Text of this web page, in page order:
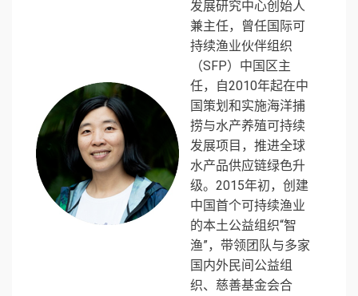
发展研究中心创始人
兼主任，曾任国际可
持续渔业伙伴组织
（SFP）中国区主
任，自2010年起在中
国策划和实施海洋捕
捞与水产养殖可持续
发展项目，推进全球
水产品供应链绿色升
级。2015年初，创建
中国首个可持续渔业
的本土公益组织“智
渔”，带领团队与多家
国内外民间公益组
织、慈善基金会合